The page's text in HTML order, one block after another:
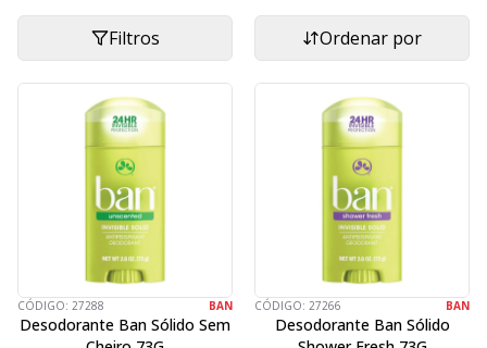
Filtros Ordenar por
CÓDIGO: 27288 BAN
Desodorante Ban Sólido Sem
CÓDIGO: 27266 BAN
Desodorante Ban Sólido